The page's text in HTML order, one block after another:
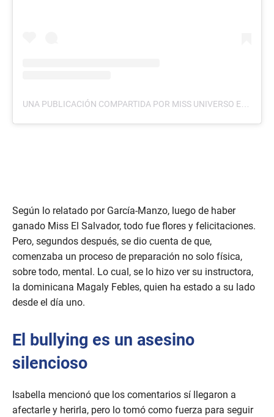
UNA PUBLICACIÓN COMPARTIDA POR MISS UNIVERSO EL SALVADOR (@MISSUNIVERSOSV)
Según lo relatado por García-Manzo, luego de haber
ganado Miss El Salvador, todo fue flores y felicitaciones.
Pero, segundos después, se dio cuenta de que,
comenzaba un proceso de preparación no solo física,
sobre todo, mental. Lo cual, se lo hizo ver su instructora,
la dominicana Magaly Febles, quien ha estado a su lado
desde el día uno.
El bullying es un asesino
silencioso
Isabella mencionó que los comentarios sí llegaron a
afectarle y herirla, pero lo tomó como fuerza para seguir